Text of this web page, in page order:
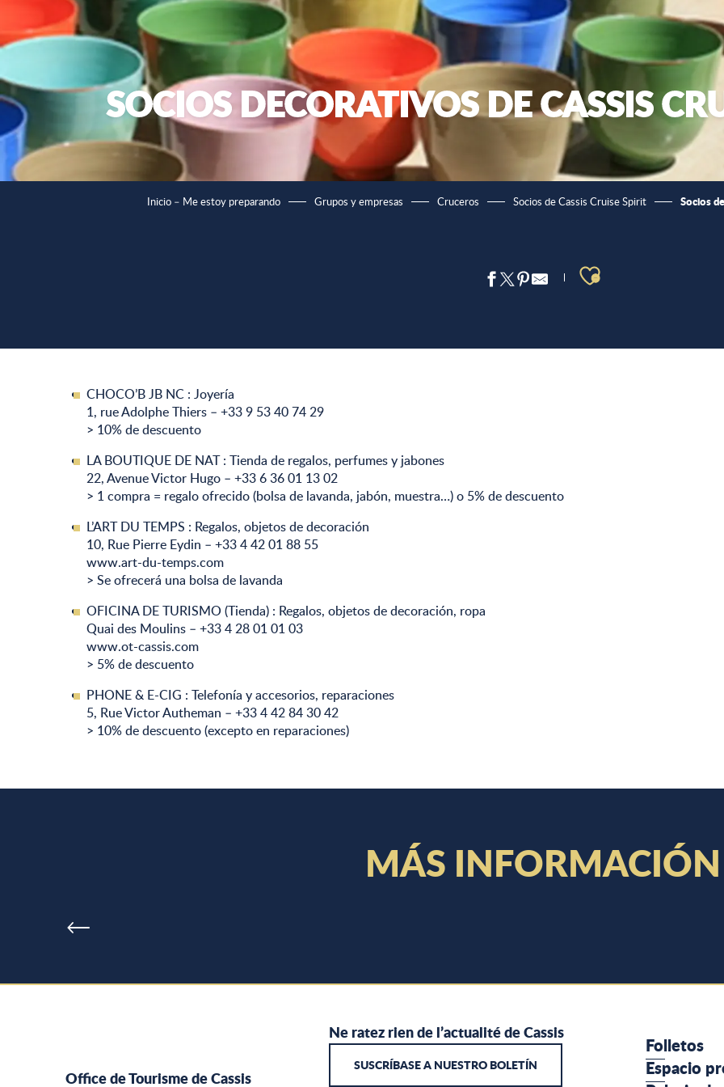
SOCIOS DECORATIVOS DE CASSIS
Inicio – Me estoy preparando Grupos y empresas Cruceros Socios de Cassis Cruise Spirit Socios
Ajouter aux
CHOCO’B JB NC : Joyería
1, rue Adolphe Thiers – +33 9 53 40 74 29
> 10% de descuento
LA BOUTIQUE DE NAT : Tienda de regalos, perfumes y jabones
22, Avenue Victor Hugo – +33 6 36 01 13 02
> 1 compra = regalo ofrecido (bolsa de lavanda, jabón, muestra…) o 5% de descuento
L’ART DU TEMPS : Regalos, objetos de decoración
10, Rue Pierre Eydin – +33 4 42 01 88 55
www.art-du-temps.com
> Se ofrecerá una bolsa de lavanda
OFICINA DE TURISMO (Tienda) : Regalos, objetos de decoración, ropa
Quai des Moulins – +33 4 28 01 01 03
www.ot-cassis.com
> 5% de descuento
PHONE & E-CIG : Telefonía y accesorios, reparaciones
5, Rue Victor Autheman – +33 4 42 84 30 42
> 10% de descuento (excepto en reparaciones)
MÁS INFORMACIÓN
DÓNDE SALIR
Office de Tourisme de Cassis
Ne ratez rien de l’actualité de Cassis
SUSCRÍBASE A NUESTRO BOLETÍN
Folletos
Espacio